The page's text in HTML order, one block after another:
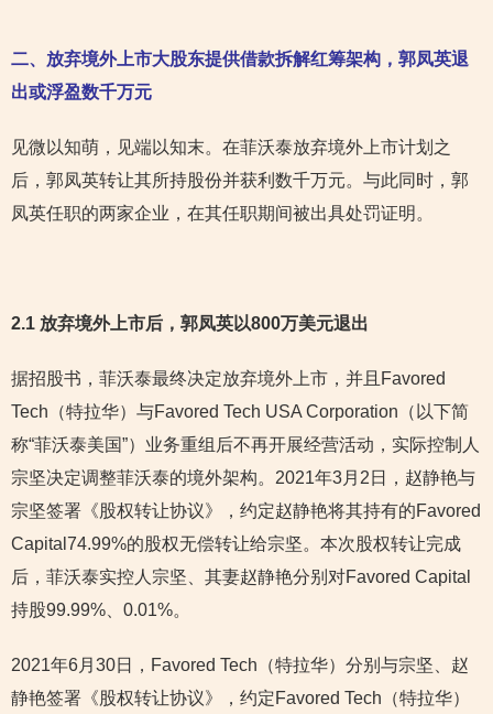
二、放弃境外上市大股东提供借款拆解红筹架构，郭凤英退
出或浮盈数千万元
见微以知萌，见端以知末。在菲沃泰放弃境外上市计划之
后，郭凤英转让其所持股份并获利数千万元。与此同时，郭
凤英任职的两家企业，在其任职期间被出具处罚证明。
2.1 放弃境外上市后，郭凤英以800万美元退出
据招股书，菲沃泰最终决定放弃境外上市，并且Favored
Tech（特拉华）与Favored Tech USA Corporation（以下简
称“菲沃泰美国”）业务重组后不再开展经营活动，实际控制人
宗坚决定调整菲沃泰的境外架构。2021年3月2日，赵静艳与
宗坚签署《股权转让协议》，约定赵静艳将其持有的Favored
Capital74.99%的股权无偿转让给宗坚。本次股权转让完成
后，菲沃泰实控人宗坚、其妻赵静艳分别对Favored Capital
持股99.99%、0.01%。
2021年6月30日，Favored Tech（特拉华）分别与宗坚、赵
静艳签署《股权转让协议》，约定Favored Tech（特拉华）